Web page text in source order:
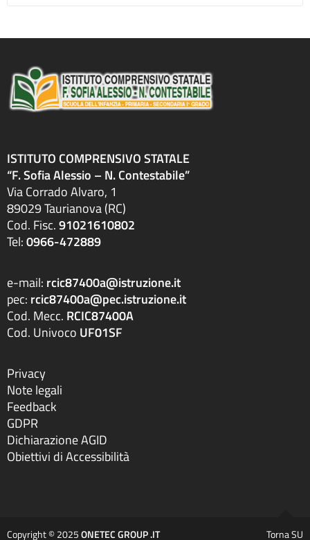
ISTITUTO COMPRENSIVO STATALE
“F. Sofia Alessio – N. Contestabile”
Via Corrado Alvaro, 1
89029 Taurianova (RC)
Cod. Fisc.91021610802
Tel:0966-472889
e-mail: rcic87400a@istruzione.it
pec: rcic87400a@pec.istruzione.it
Cod. Mecc. RCIC87400A
Cod. Univoco UF01SF
Privacy
Note legali
Feedback
GDPR
Dichiarazione AGID
Obiettivi di Accessibilità
Torna SU
Copyright © 2025ONETEC GROUP .IT